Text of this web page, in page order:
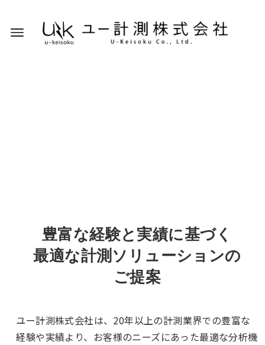
豊富な経験と実績に基づく
最適な計測ソリューションの
ご提案
ユー計測株式会社は、20年以上の計測業界での豊富な
経験や実績より、 お客様のニーズにあった最適な分析機